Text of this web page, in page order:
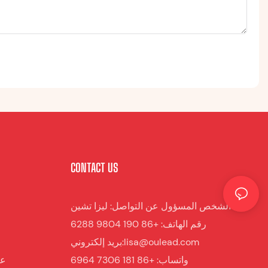
CONTACT US
الشخص المسؤول عن التواصل: ليزا تشين
رقم الهاتف: +86 190 9804 6288
بريد إلكتروني:lisa@oulead.com
واتساب: +86 181 7306 6964